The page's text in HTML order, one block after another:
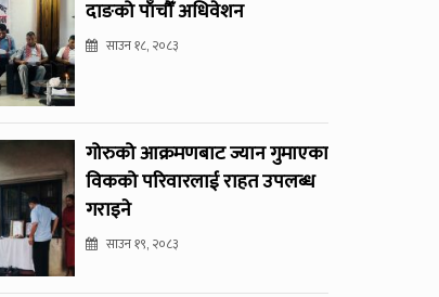
दाङको पाँचौँ अधिवेशन
साउन १८, २०८३
गोरुको आक्रमणबाट ज्यान गुमाएका
विकको परिवारलाई राहत उपलब्ध
गराइने
साउन १९, २०८३